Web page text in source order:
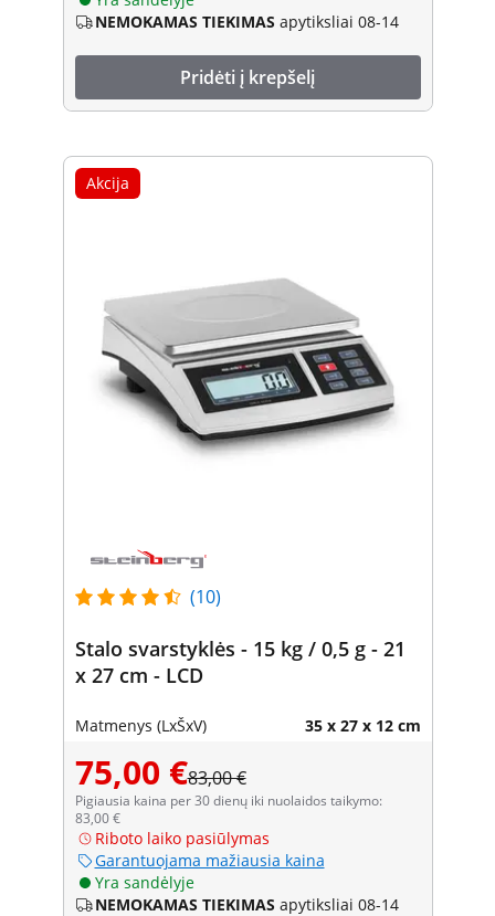
NEMOKAMAS TIEKIMAS apytiksliai 08-14
Pridėti į krepšelį
Akcija
(10)
Stalo svarstyklės - 15 kg / 0,5 g - 21
x 27 cm - LCD
Matmenys (LxŠxV) 35 x 27 x 12 cm
75,00 €83,00 €
Pigiausia kaina per 30 dienų iki nuolaidos taikymo:
83,00 €
Riboto laiko pasiūlymas
Garantuojama mažiausia kaina
Yra sandėlyje
NEMOKAMAS TIEKIMAS apytiksliai 08-14